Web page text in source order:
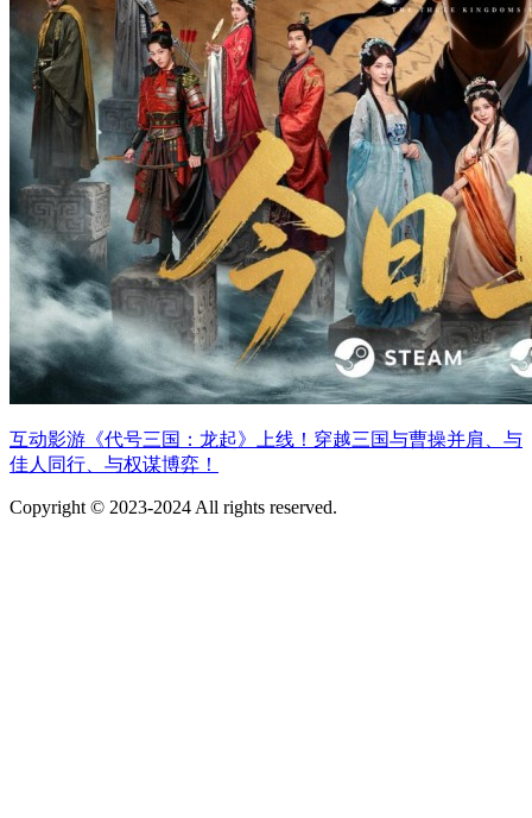
互动影游《代号三国：龙起》上线！穿越三国与曹操并肩、与
佳人同行、与权谋博弈！
Copyright © 2023-2024 All rights reserved.